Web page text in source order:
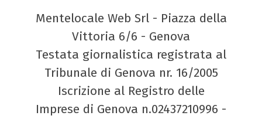
Mentelocale Web Srl - Piazza della
Vittoria 6/6 - Genova
Testata giornalistica registrata al
Tribunale di Genova nr. 16/2005
Iscrizione al Registro delle
Imprese di Genova n.02437210996 -